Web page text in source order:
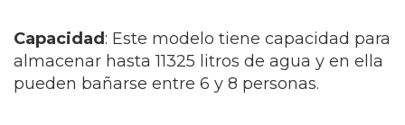
Capacidad : Este modelo tiene capacidad para
almacenar hasta 11325 litros de agua y en ella
pueden bañarse entre 6 y 8 personas.